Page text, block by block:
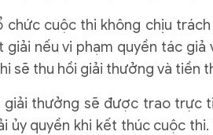
chức cuộc thi không chịu
giải nếu vi phạm quyền tác
sẽ thu hồi giải thưởng và tiền
giải thưởng sẽ được trao trực
ủy quyền khi kết thúc cuộc